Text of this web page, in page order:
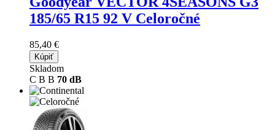
185/65 R15 92 V Celoročné
85,40 €
Kúpiť
Skladom
C B B 70 dB